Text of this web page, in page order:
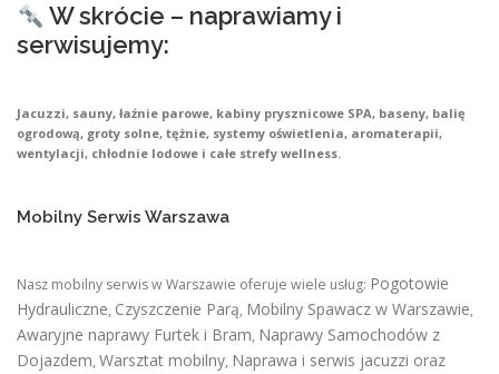
W skrócie – naprawiamy i
serwisujemy:
Jacuzzi, sauny, łaźnie parowe, kabiny prysznicowe SPA, baseny, balię
ogrodową, groty solne, tężnie, systemy oświetlenia, aromaterapii,
wentylacji, chłodnie lodowe i całe strefy wellness.
Mobilny Serwis Warszawa
Nasz mobilny serwis w Warszawie oferuje wiele usług: Pogotowie
Hydrauliczne, Czyszczenie Parą, Mobilny Spawacz w Warszawie,
Awaryjne naprawy Furtek i Bram, Naprawy Samochodów z
Dojazdem, Warsztat mobilny, Naprawa i serwis jacuzzi oraz